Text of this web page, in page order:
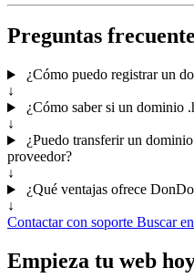
Preguntas
¿Cómo puedo registrar un
↓
¿Cómo saber si un dominio
↓
¿Puedo transferir un
proveedor?
↓
¿Qué ventajas ofrece
↓
Contactar con soporte Buscar
Empieza tu web